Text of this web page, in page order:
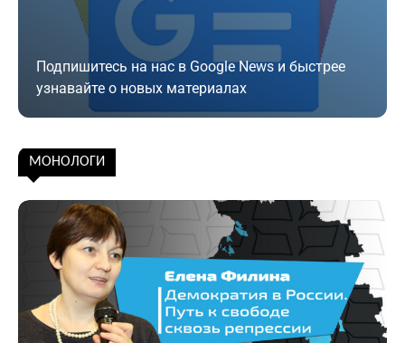
Подпишитесь на нас в Google News и быстрее
узнавайте о новых материалах
Подписаться
МОНОЛОГИ